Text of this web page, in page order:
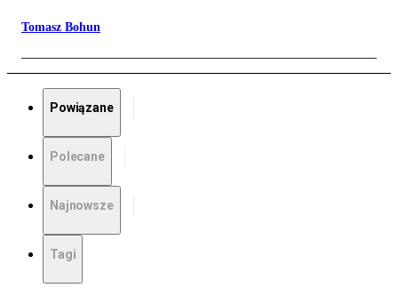
Tomasz Bohun
Powiązane
Polecane
Najnowsze
Tagi